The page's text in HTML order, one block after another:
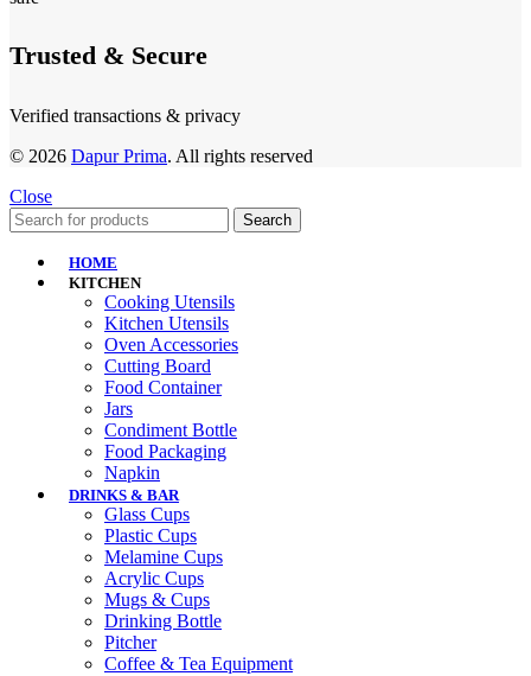
Trusted & Secure
Verified transactions & privacy
© 2026 Dapur Prima. All rights reserved
Close
Search
HOME
KITCHEN
Cooking Utensils
Kitchen Utensils
Oven Accessories
Cutting Board
Food Container
Jars
Condiment Bottle
Food Packaging
Napkin
DRINKS & BAR
Glass Cups
Plastic Cups
Melamine Cups
Acrylic Cups
Mugs & Cups
Drinking Bottle
Pitcher
Coffee & Tea Equipment